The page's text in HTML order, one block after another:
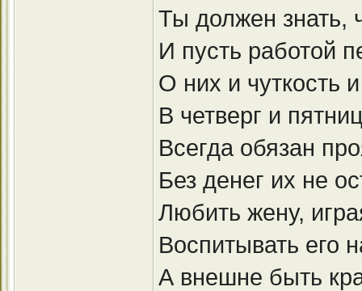
Ты должен знать,
И пусть работой
О них и чуткость
В четверг и
Всегда обязан
Без денег их не
Любить жену,
Воспитывать его
А внешне быть